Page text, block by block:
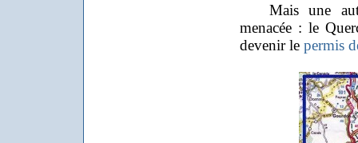
Mais une
menacée : le
devenir le permis